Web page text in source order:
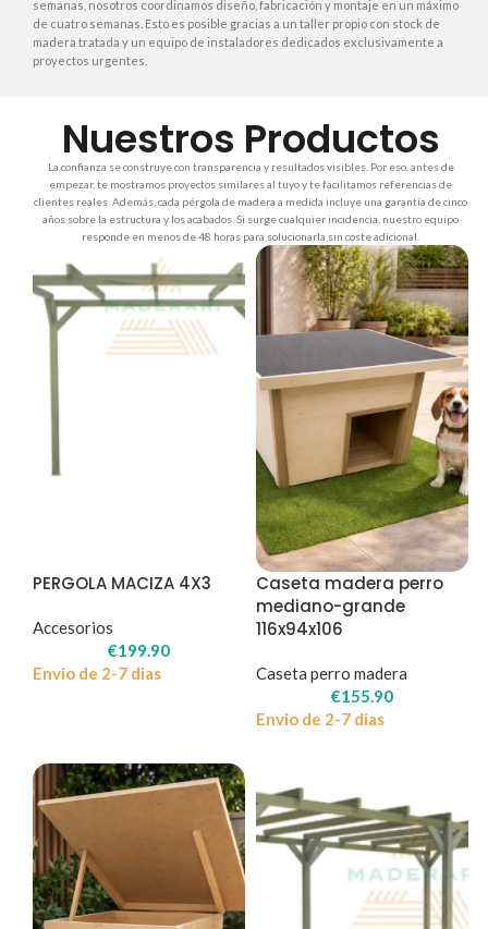
semanas, nosotros coordinamos diseño, fabricación y montaje en un máximo
de cuatro semanas. Esto es posible gracias a un taller propio con stock de
madera tratada y un equipo de instaladores dedicados exclusivamente a
proyectos urgentes.
Nuestros Productos
La confianza se construye con transparencia y resultados visibles. Por eso, antes de
empezar, te mostramos proyectos similares al tuyo y te facilitamos referencias de
clientes reales. Además, cada pérgola de madera a medida incluye una garantía de cinco
años sobre la estructura y los acabados. Si surge cualquier incidencia, nuestro equipo
responde en menos de 48 horas para solucionarla sin coste adicional.
PERGOLA MACIZA 4X3
Accesorios
€199.90
Envio de 2-7 dias
Caseta madera perro
mediano-grande
116x94x106
Caseta perro madera
€155.90
Envio de 2-7 dias